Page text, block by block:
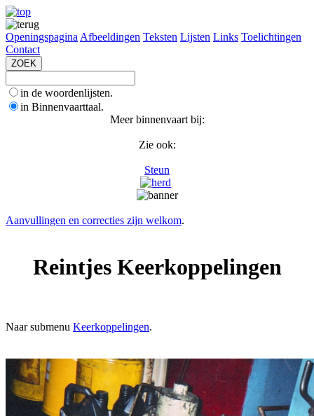
Openingspagina Afbeeldingen Teksten Lijsten Links Toelichtingen
Contact
in de woordenlijsten.
in Binnenvaarttaal.
Meer binnenvaart bij:
Zie ook:
Steun
Aanvullingen en correcties zijn welkom.
Reintjes Keerkoppelingen
Naar submenu Keerkoppelingen.